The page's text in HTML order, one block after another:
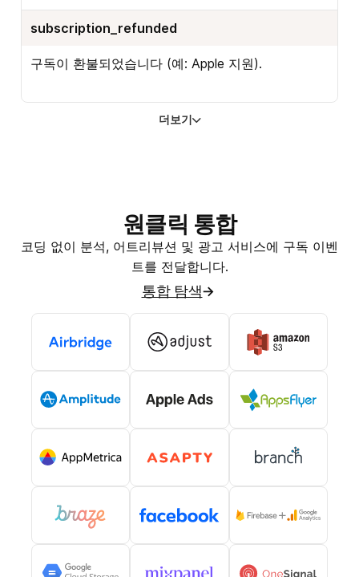
subscription_refunded
구독이 환불되었습니다 (예: Apple 지원).
더보기
원클릭 통합
코딩 없이 분석, 어트리뷰션 및 광고 서비스에 구독 이벤
트를 전달합니다.
통합 탐색